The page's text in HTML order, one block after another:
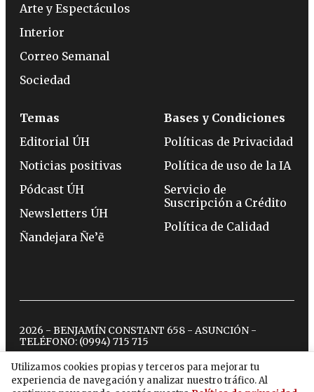
Utilizamos cookies propias y terceros para mejorar tu
experiencia de navegación y analizar nuestro tráfico. Al
Arte y Espectáculos
Interior
Correo Semanal
Sociedad
Temas
Editorial ÚH
Noticias positivas
Pódcast ÚH
Newsletters ÚH
Ñandejara Ñe’ẽ
Bases y Condiciones
Políticas de Privacidad
Política de uso de la IA
Servicio de
Suscripción a Crédito
Política de Calidad
2026 - BENJAMÍN CONSTANT 658 - ASUNCIÓN -
TELÉFONO: (0994) 715 715
twitterinstagram
facebook
tiktokyoutubespotify